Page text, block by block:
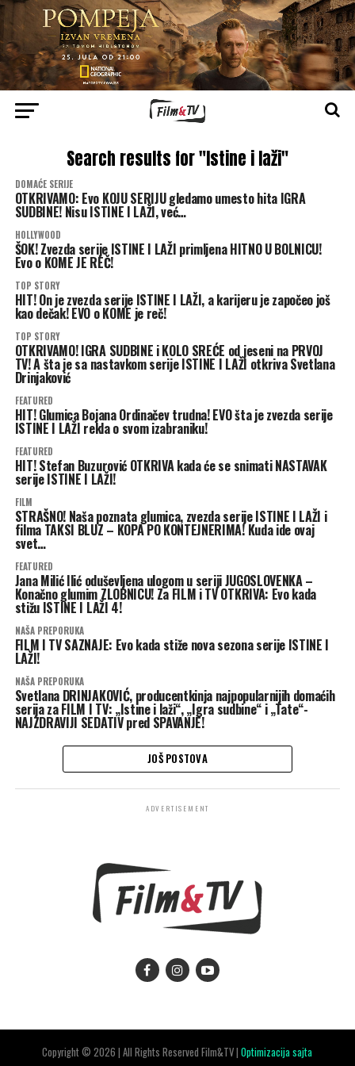
Search results for "Istine i laži"
DOMAĆE SERIJE
OTKRIVAMO: Evo KOJU SERIJU gledamo umesto hita IGRA
SUDBINE! Nisu ISTINE I LAŽI, već…
HOLLYWOOD
ŠOK! Zvezda serije ISTINE I LAŽI primljena HITNO U BOLNICU!
Evo o KOME JE REČ!
TOP STORY
HIT! On je zvezda serije ISTINE I LAŽI, a karijeru je započeo još
kao dečak! EVO o KOME je reč!
TOP STORY
OTKRIVAMO! IGRA SUDBINE i KOLO SREĆE od jeseni na PRVOJ
TV! A šta je sa nastavkom serije ISTINE I LAŽI otkriva Svetlana
Drinjaković
FEATURED
HIT! Glumica Bojana Ordinačev trudna! EVO šta je zvezda serije
ISTINE I LAŽI rekla o svom izabraniku!
FEATURED
HIT! Stefan Buzurović OTKRIVA kada će se snimati NASTAVAK
serije ISTINE I LAŽI!
FILM
STRAŠNO! Naša poznata glumica, zvezda serije ISTINE I LAŽI i
filma TAKSI BLUZ – KOPA PO KONTEJNERIMA! Kuda ide ovaj
svet…
FEATURED
Jana Milić Ilić oduševljena ulogom u seriji JUGOSLOVENKA –
Konačno glumim ZLOBNICU! Za FILM i TV OTKRIVA: Evo kada
stižu ISTINE I LAŽI 4!
NAŠA PREPORUKA
FILM I TV SAZNAJE: Evo kada stiže nova sezona serije ISTINE I
LAŽI!
NAŠA PREPORUKA
Svetlana DRINJAKOVIĆ, producentkinja najpopularnijih domaćih
serija za FILM I TV: „Istine i laži“, „Igra sudbine“ i „Tate“-
NAJZDRAVIJI SEDATIV pred SPAVANJE!
JOŠ POSTOVA
ADVERTISEMENT
Copyright © 2026 | All Rights Reserved Film&TV |Optimizacija sajta